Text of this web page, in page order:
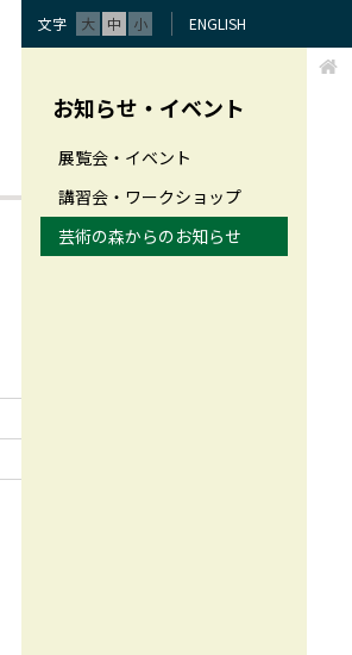
お知らせ・イベント
展覧会・イベント
講習会・ワークショップ
芸術の森からのお知らせ
文字 大 中 小 ENGLISH